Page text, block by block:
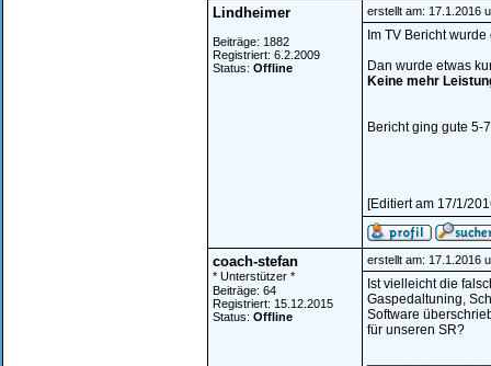
Lindheimer
Beiträge: 1882
Registriert: 6.2.2009
Status: Offline
erstellt am: 17.1.2016
Im TV Bericht
Dan wurde etwas
Keine mehr
Bericht ging gute 5-
[Editiert am 17/1/
coach-stefan
* Unterstützer *
Beiträge: 64
Registriert: 15.12.2015
Status: Offline
erstellt am: 17.1.2016
Ist vielleicht die
Gaspedaltuning,
Software
für unseren SR?